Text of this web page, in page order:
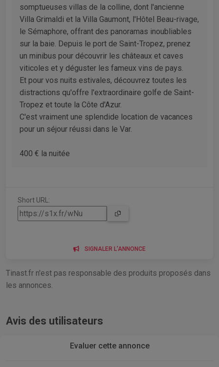
somptueuses villas de la colline, dont l'ancienne
Villa Grimaldi et la Villa Gaumont, l'Hôtel Beau-rivage,
le Sémaphore, offrant des panoramas inoubliables
sur la baie. Depuis le port de Saint-Tropez, prenez
un minibus pour découvrir les châteaux et caves
viticoles et y déguster les fameux vins de pays.
Et pour vos nuits estivales, découvrez toutes les
distractions qu'offre l'extraordinaire golfe de Saint-
Tropez et toute la Côte d'Azur.
C'est vraiment une splendide location de vacances
pour un séjour réussi dans le Var.
400 € la nuitée
Short URL:
SIGNALER L'ANNONCE
Tinast.fr n'est pas responsable des produits proposés dans
les annonces.
Avis des utilisateurs
Evaluer cette annonce